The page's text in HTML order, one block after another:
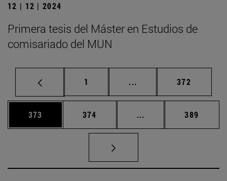
12 | 12 | 2024
Primera tesis del Máster en Estudios de
comisariado del MUN
Página
1 ... Páginas intermedias
Página
372
Página
373 Página
374 ... Páginas intermedias
Página
389